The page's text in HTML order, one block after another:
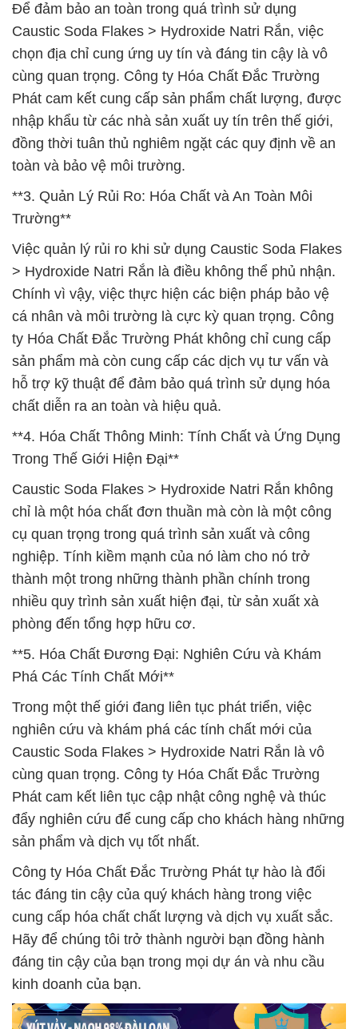
Để đảm bảo an toàn trong quá trình sử dụng
Caustic Soda Flakes > Hydroxide Natri Rắn, việc
chọn địa chỉ cung ứng uy tín và đáng tin cậy là vô
cùng quan trọng. Công ty Hóa Chất Đắc Trường
Phát cam kết cung cấp sản phẩm chất lượng, được
nhập khẩu từ các nhà sản xuất uy tín trên thế giới,
đồng thời tuân thủ nghiêm ngặt các quy định về an
toàn và bảo vệ môi trường.
**3. Quản Lý Rủi Ro: Hóa Chất và An Toàn Môi
Trường**
Việc quản lý rủi ro khi sử dụng Caustic Soda Flakes
> Hydroxide Natri Rắn là điều không thể phủ nhận.
Chính vì vậy, việc thực hiện các biện pháp bảo vệ
cá nhân và môi trường là cực kỳ quan trọng. Công
ty Hóa Chất Đắc Trường Phát không chỉ cung cấp
sản phẩm mà còn cung cấp các dịch vụ tư vấn và
hỗ trợ kỹ thuật để đảm bảo quá trình sử dụng hóa
chất diễn ra an toàn và hiệu quả.
**4. Hóa Chất Thông Minh: Tính Chất và Ứng Dụng
Trong Thế Giới Hiện Đại**
Caustic Soda Flakes > Hydroxide Natri Rắn không
chỉ là một hóa chất đơn thuần mà còn là một công
cụ quan trọng trong quá trình sản xuất và công
nghiệp. Tính kiềm mạnh của nó làm cho nó trở
thành một trong những thành phần chính trong
nhiều quy trình sản xuất hiện đại, từ sản xuất xà
phòng đến tổng hợp hữu cơ.
**5. Hóa Chất Đương Đại: Nghiên Cứu và Khám
Phá Các Tính Chất Mới**
Trong một thế giới đang liên tục phát triển, việc
nghiên cứu và khám phá các tính chất mới của
Caustic Soda Flakes > Hydroxide Natri Rắn là vô
cùng quan trọng. Công ty Hóa Chất Đắc Trường
Phát cam kết liên tục cập nhật công nghệ và thúc
đẩy nghiên cứu để cung cấp cho khách hàng những
sản phẩm và dịch vụ tốt nhất.
Công ty Hóa Chất Đắc Trường Phát tự hào là đối
tác đáng tin cậy của quý khách hàng trong việc
cung cấp hóa chất chất lượng và dịch vụ xuất sắc.
Hãy để chúng tôi trở thành người bạn đồng hành
đáng tin cậy của bạn trong mọi dự án và nhu cầu
kinh doanh của bạn.